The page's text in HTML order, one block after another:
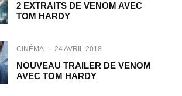
2 EXTRAITS DE VENOM AVEC
TOM HARDY
CINÉMA · 24 AVRIL 2018
NOUVEAU TRAILER DE VENOM
AVEC TOM HARDY